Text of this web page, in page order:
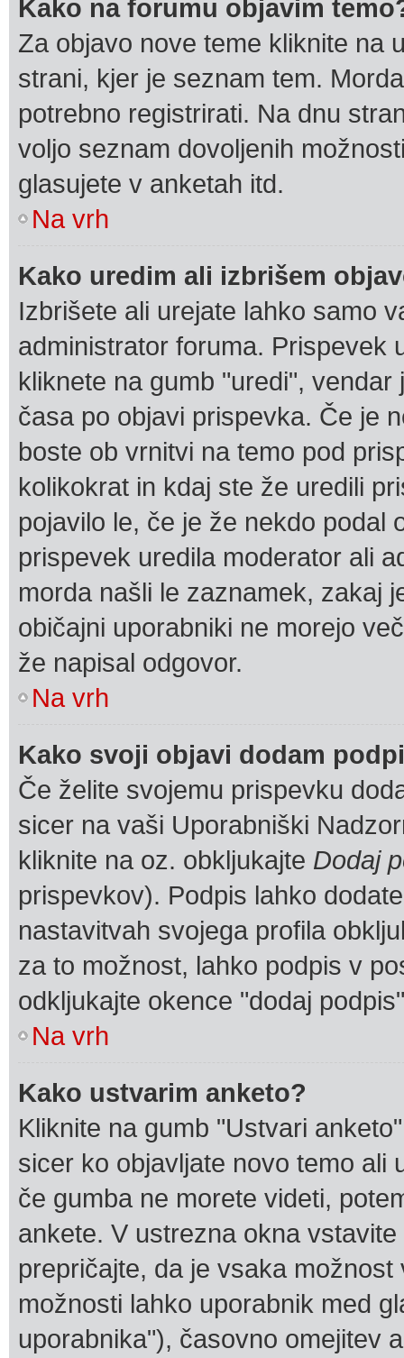
Kako na forumu objavim
Za objavo nove teme kliknite na
strani, kjer je seznam tem.
potrebno registrirati. Na dnu
voljo seznam dovoljenih
glasujete v anketah itd.
Na vrh
Kako uredim ali izbrišem
Izbrišete ali urejate lahko samo
administrator foruma. Prispevek
kliknete na gumb "uredi",
časa po objavi prispevka. Če je
boste ob vrnitvi na temo pod
kolikokrat in kdaj ste že uredili
pojavilo le, če je že nekdo podal
prispevek uredila moderator ali
morda našli le zaznamek, zakaj
običajni uporabniki ne morejo
že napisal odgovor.
Na vrh
Kako svoji objavi dodam
Če želite svojemu prispevku
sicer na vaši Uporabniški
kliknite na oz. obkljukajte Dodaj
prispevkov). Podpis lahko
nastavitvah svojega profila
za to možnost, lahko podpis v
odkljukajte okence "dodaj
Na vrh
Kako ustvarim anketo?
Kliknite na gumb "Ustvari
sicer ko objavljate novo temo ali
če gumba ne morete videti,
ankete. V ustrezna okna
prepričajte, da je vsaka
možnosti lahko uporabnik med
uporabnika"), časovno omejitev